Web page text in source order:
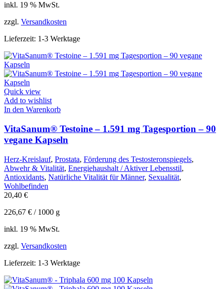
inkl. 19 % MwSt.
zzgl. Versandkosten
Lieferzeit: 1-3 Werktage
Quick view
Add to wishlist
In den Warenkorb
VitaSanum® Testoine – 1.591 mg Tagesportion – 90
vegane Kapseln
Herz-Kreislauf, Prostata, Förderung des Testosteronspiegels,
Abwehr & Vitalität, Energiehaushalt / Aktiver Lebensstil,
Antioxidants, Natürliche Vitalität für Männer, Sexualität,
Wohlbefinden
20,40 €
226,67 € / 1000 g
inkl. 19 % MwSt.
zzgl. Versandkosten
Lieferzeit: 1-3 Werktage